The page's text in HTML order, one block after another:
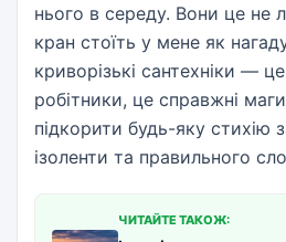
нього в середу. Вони це не
кран стоїть у мене як
криворізькі сантехніки —
робітники, це справжні
підкорити будь-яку стихію
ізоленти та правильного
ЧИТАЙТЕ ТАКОЖ: